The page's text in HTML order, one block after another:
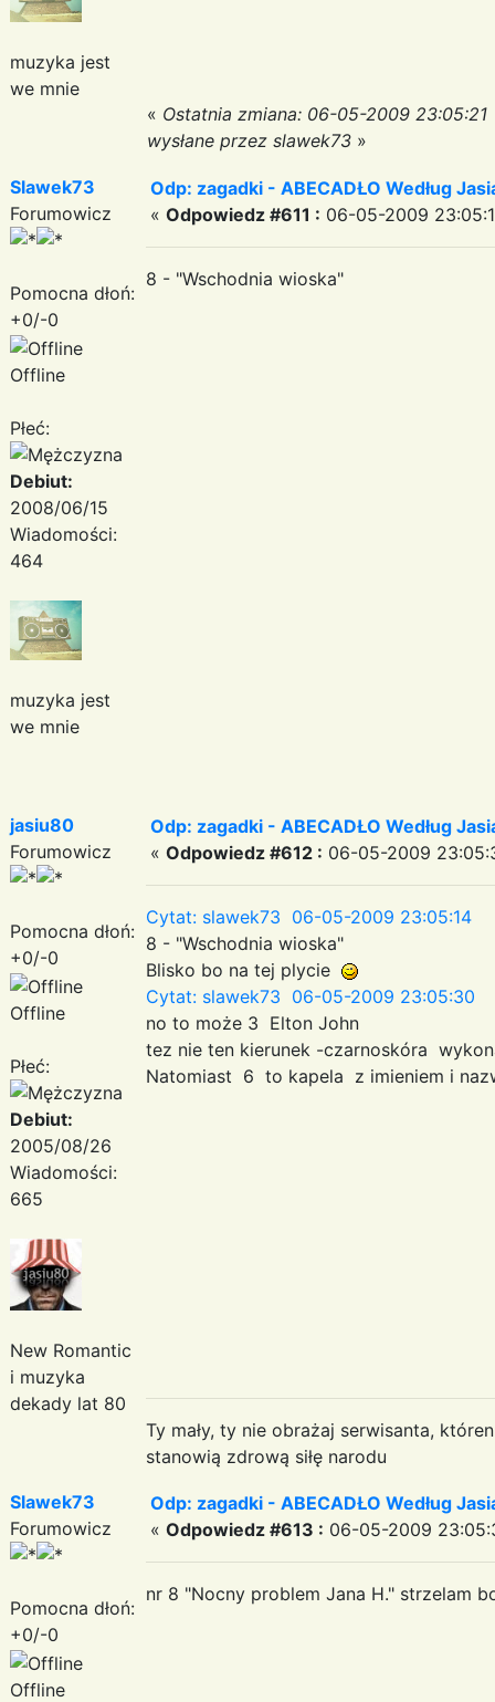
muzyka jest
we mnie
« Ostatnia zmiana: 06-05-2009 23:05:21
wysłane przez slawek73 »
Slawek73
Forumowicz
Pomocna dłoń:
+0/-0
Offline
Płeć:
Debiut:
2008/06/15
Wiadomości:
464
muzyka jest
we mnie
Odp: zagadki - ABECADŁO Według
« Odpowiedz #611 : 06-05-2009
8 - "Wschodnia wioska"
jasiu80
Forumowicz
Pomocna dłoń:
+0/-0
Offline
Płeć:
Debiut:
2005/08/26
Wiadomości:
665
New Romantic
i muzyka
dekady lat 80
Odp: zagadki - ABECADŁO Według
« Odpowiedz #612 : 06-05-2009
Cytat: slawek73 06-05-2009 23:05:14
8 - "Wschodnia wioska"
Blisko bo na tej plycie
Cytat: slawek73 06-05-2009 23:05:30
no to może 3 Elton John
tez nie ten kierunek -czarnoskóra
Natomiast 6 to kapela z imieniem i
Ty mały, ty nie obrażaj serwisanta,
stanowią zdrową siłę narodu
Slawek73
Forumowicz
Pomocna dłoń:
+0/-0
Offline
Odp: zagadki - ABECADŁO Według
« Odpowiedz #613 : 06-05-2009
nr 8 "Nocny problem Jana H." strzelam